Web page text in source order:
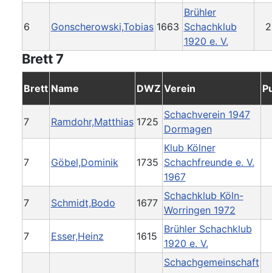
6 Gonscherowski,Tobias 1663
Brühler
Schachklub
1920 e. V.
Brett 7
Brett Name DWZ Verein
7 Ramdohr,Matthias 1725
Schachverein 1947
Dormagen
7 Göbel,Dominik 1735
Klub Kölner
Schachfreunde e. V.
1967
7 Schmidt,Bodo 1677
Schachklub Köln-
Worringen 1972
7 Esser,Heinz 1615
Brühler Schachklub
1920 e. V.
Schachgemeinschaft